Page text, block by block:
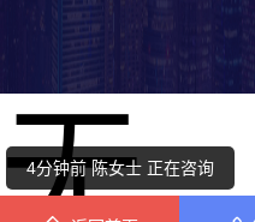
4分钟前 陈女士 正在咨询
无